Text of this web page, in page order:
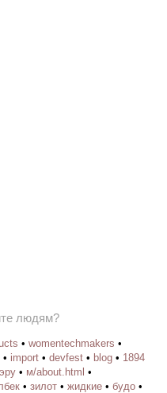
людям?
• womentechmakers •
• import • devfest • blog • 1894
• м/about.html •
• зилот • жидкие • будо •